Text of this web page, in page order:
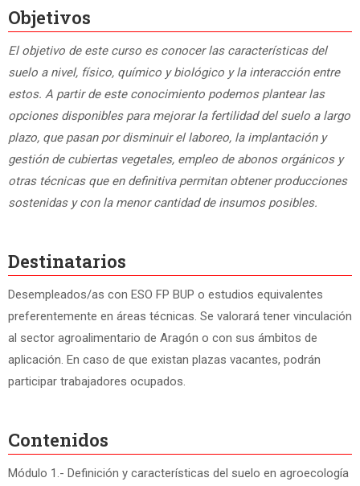
Objetivos
El objetivo de este curso es conocer las características del
suelo a nivel, físico, químico y biológico y la interacción entre
estos. A partir de este conocimiento podemos plantear las
opciones disponibles para mejorar la fertilidad del suelo a largo
plazo, que pasan por disminuir el laboreo, la implantación y
gestión de cubiertas vegetales, empleo de abonos orgánicos y
otras técnicas que en definitiva permitan obtener producciones
sostenidas y con la menor cantidad de insumos posibles.
Destinatarios
Desempleados/as con ESO FP BUP o estudios equivalentes
preferentemente en áreas técnicas. Se valorará tener vinculación
al sector agroalimentario de Aragón o con sus ámbitos de
aplicación. En caso de que existan plazas vacantes, podrán
participar trabajadores ocupados.
Contenidos
Módulo 1.- Definición y características del suelo en agroecología